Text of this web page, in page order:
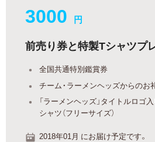
3000 円
前売り券と特製Tシャツプ
全国共通特別鑑賞券
チーム・ラーメンヘッズからのお
「ラーメンヘッズ」タイトルロゴ
シャツ（フリーサイズ）
2018年01月 にお届け予定です。